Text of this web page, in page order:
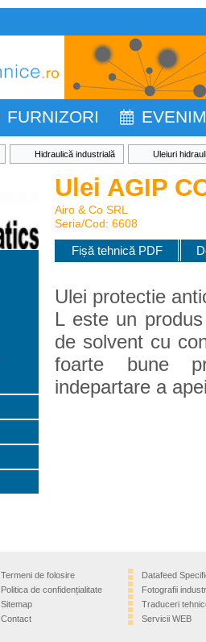
FURNIZORI
Hidraulică industrială Uleiuri
Ulei AGIP
Airo & Co SRL
Seria/Cod: 6608
Fișă tehnică PDF
Ulei protectie
L este un
de solvent cu
foarte bune
indepartare a
Termeni de folosire
Politica de confidențialitate
Sitemap
Contact
Datafeed
Fotografii
Traduceri
Servicii WEB